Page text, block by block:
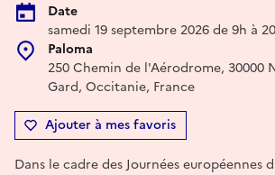
Date
samedi 19 septembre 2026 de 9h à
Paloma
250 Chemin de l'Aérodrome, 30000
Gard, Occitanie, France
Ajouter à mes favoris
Dans le cadre des Journées européennes